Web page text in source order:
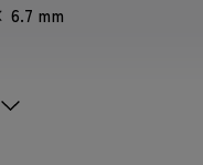
mm